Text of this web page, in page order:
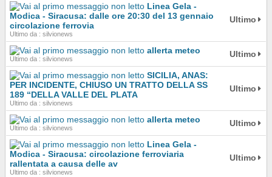
Linea Gela -
Modica - Siracusa: dalle ore 20:30 del 13 gennaio
circolazione ferrovia
Ultimo da : silvionews
Ultimo
allerta meteo
Ultimo da : silvionews
Ultimo
SICILIA, ANAS:
PER INCIDENTE, CHIUSO UN TRATTO DELLA SS
189 “DELLA VALLE DEL PLATA
Ultimo da : silvionews
Ultimo
allerta meteo
Ultimo da : silvionews
Ultimo
Linea Gela -
Modica - Siracusa: circolazione ferroviaria
rallentata a causa delle av
Ultimo da : silvionews
Ultimo